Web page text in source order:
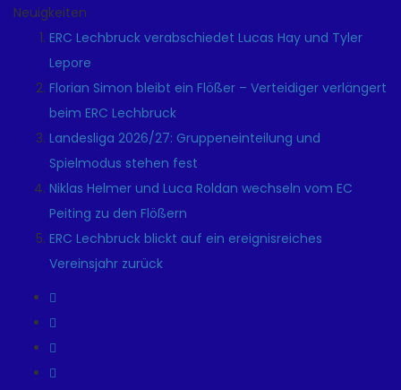
Neuigkeiten
ERC Lechbruck verabschiedet Lucas Hay und Tyler
Lepore
Florian Simon bleibt ein Flößer – Verteidiger verlängert
beim ERC Lechbruck
Landesliga 2026/27: Gruppeneinteilung und
Spielmodus stehen fest
Niklas Helmer und Luca Roldan wechseln vom EC
Peiting zu den Flößern
ERC Lechbruck blickt auf ein ereignisreiches
Vereinsjahr zurück